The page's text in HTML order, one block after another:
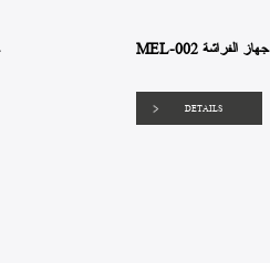
MEL-002 جهاز الفراشة
DETAILS